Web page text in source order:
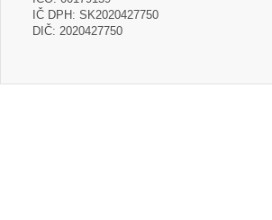
IČ DPH: SK2020427750
DIČ: 2020427750